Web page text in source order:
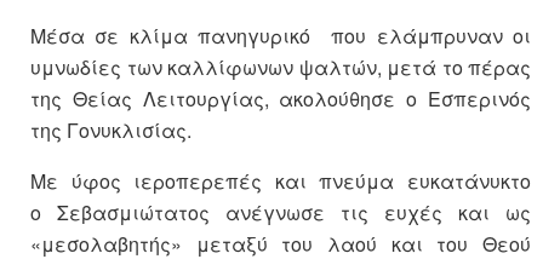
Μέσα σε κλίμα πανηγυρικό που ελάμπρυναν οι
υμνωδίες των καλλίφωνων ψαλτών, μετά το πέρας
της Θείας Λειτουργίας, ακολούθησε ο Εσπερινός
της Γονυκλισίας.
Με ύφος ιεροπερεπές και πνεύμα ευκατάνυκτο
ο Σεβασμιώτατος ανέγνωσε τις ευχές και ως
«μεσολαβητής» μεταξύ του λαού και του Θεού